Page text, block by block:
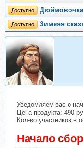
Доступно
Доступно Зимняя
Уведомляем вас о
Цена продукта: 490
Кол-во участников в
Начало